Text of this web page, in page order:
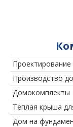
Производство
Домокомплекты
Теплая крыша
Дом на